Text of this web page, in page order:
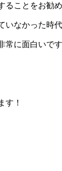
ることをお勧
いなかった時
常に面白いで
す！